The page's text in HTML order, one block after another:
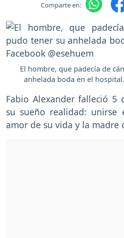
Comparte en:
El hombre, que padecía de
anhelada boda en el
Fabio Alexander falleció 5
su sueño realidad: unirse
amor de su vida y la madre